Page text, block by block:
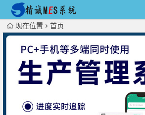
现在位置 首页